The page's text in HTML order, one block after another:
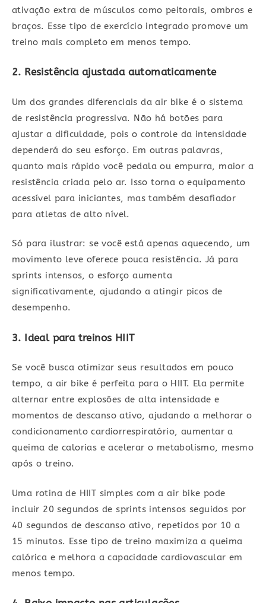
ativação extra de músculos como peitorais, ombros e
braços. Esse tipo de exercício integrado promove um
treino mais completo em menos tempo.
2. Resistência ajustada automaticamente
Um dos grandes diferenciais da air bike é o sistema
de resistência progressiva. Não há botões para
ajustar a dificuldade, pois o controle da intensidade
dependerá do seu esforço. Em outras palavras,
quanto mais rápido você pedala ou empurra, maior a
resistência criada pelo ar. Isso torna o equipamento
acessível para iniciantes, mas também desafiador
para atletas de alto nível.
Só para ilustrar: se você está apenas aquecendo, um
movimento leve oferece pouca resistência. Já para
sprints intensos, o esforço aumenta
significativamente, ajudando a atingir picos de
desempenho.
3. Ideal para treinos HIIT
Se você busca otimizar seus resultados em pouco
tempo, a air bike é perfeita para o HIIT. Ela permite
alternar entre explosões de alta intensidade e
momentos de descanso ativo, ajudando a melhorar o
condicionamento cardiorrespiratório, aumentar a
queima de calorias e acelerar o metabolismo, mesmo
após o treino.
Uma rotina de HIIT simples com a air bike pode
incluir 20 segundos de sprints intensos seguidos por
40 segundos de descanso ativo, repetidos por 10 a
15 minutos. Esse tipo de treino maximiza a queima
calórica e melhora a capacidade cardiovascular em
menos tempo.